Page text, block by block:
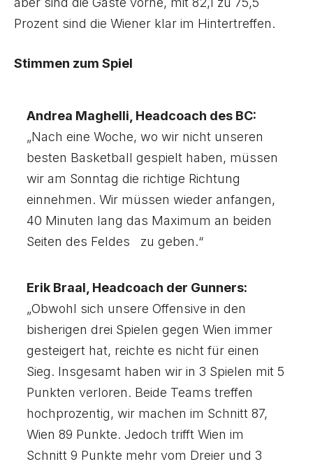
Prozent sind die Wiener klar im Hintertreffen.
Stimmen zum Spiel
Andrea Maghelli, Headcoach des BC:
„Nach eine Woche, wo wir nicht unseren
besten Basketball gespielt haben, müssen
wir am Sonntag die richtige Richtung
einnehmen. Wir müssen wieder anfangen,
40 Minuten lang das Maximum an beiden
Seiten des Feldes zu geben.“
Erik Braal, Headcoach der Gunners:
„Obwohl sich unsere Offensive in den
bisherigen drei Spielen gegen Wien immer
gesteigert hat, reichte es nicht für einen
Sieg. Insgesamt haben wir in 3 Spielen mit 5
Punkten verloren. Beide Teams treffen
hochprozentig, wir machen im Schnitt 87,
Wien 89 Punkte. Jedoch trifft Wien im
Schnitt 9 Punkte mehr vom Dreier und 3